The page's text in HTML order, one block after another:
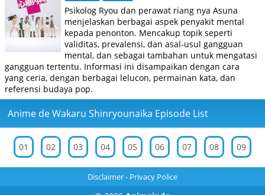
Psikolog Ryou dan perawat riang nya Asuna
menjelaskan berbagai aspek penyakit mental
kepada penonton. Mencakup topik seperti
validitas, prevalensi, dan asal-usul gangguan
mental, dan sebagai tambahan untuk mengatasi
gangguan tertentu. Informasi ini disampaikan dengan cara
yang ceria, dengan berbagai lelucon, permainan kata, dan
referensi budaya pop.
Anime de Wakaru Shinryounaika Episode List
01 02 03 04 05 06 07 08 09
Disclaimer- Privacy Police